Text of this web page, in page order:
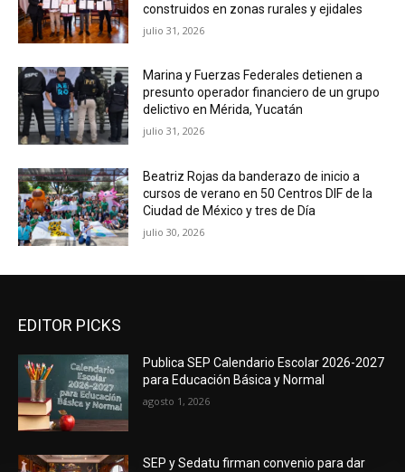
construidos en zonas rurales y ejidales
julio 31, 2026
Marina y Fuerzas Federales detienen a
presunto operador financiero de un grupo
delictivo en Mérida, Yucatán
julio 31, 2026
Beatriz Rojas da banderazo de inicio a
cursos de verano en 50 Centros DIF de la
Ciudad de México y tres de Día
julio 30, 2026
EDITOR PICKS
Publica SEP Calendario Escolar 2026-2027
para Educación Básica y Normal
agosto 1, 2026
SEP y Sedatu firman convenio para dar